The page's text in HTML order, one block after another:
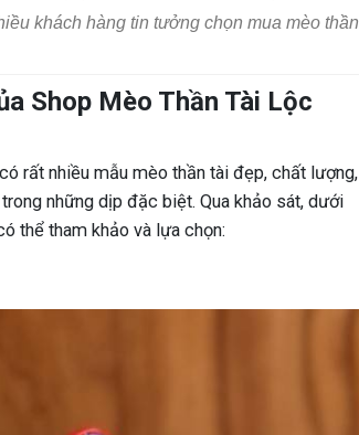
khách hàng tin tưởng chọn mua mèo thần
Shop Mèo Thần Tài Lộc
rất nhiều mẫu mèo thần tài đẹp, chất lượng,
những dịp đặc biệt. Qua khảo sát, dưới
thể tham khảo và lựa chọn: